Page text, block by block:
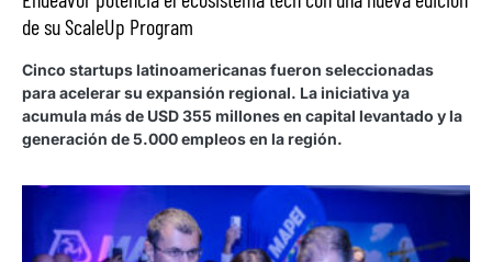
de su ScaleUp Program
Cinco startups latinoamericanas fueron seleccionadas
para acelerar su expansión regional. La iniciativa ya
acumula más de USD 355 millones en capital levantado y la
generación de 5.000 empleos en la región.